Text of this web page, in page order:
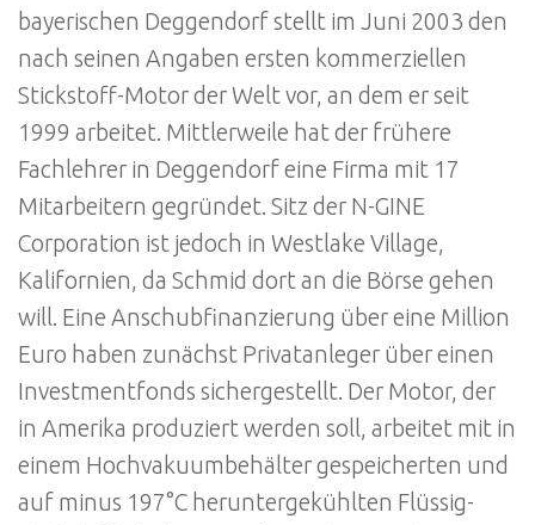
bayerischen Deggendorf stellt im Juni 2003 den
nach seinen Angaben ersten kommerziellen
Stickstoff-Motor der Welt vor, an dem er seit
1999 arbeitet. Mittlerweile hat der frühere
Fachlehrer in Deggendorf eine Firma mit 17
Mitarbeitern gegründet. Sitz der N-GINE
Corporation ist jedoch in Westlake Village,
Kalifornien, da Schmid dort an die Börse gehen
will. Eine Anschubfinanzierung über eine Million
Euro haben zunächst Privatanleger über einen
Investmentfonds sichergestellt. Der Motor, der
in Amerika produziert werden soll, arbeitet mit in
einem Hochvakuumbehälter gespeicherten und
auf minus 197°C heruntergekühlten Flüssig-